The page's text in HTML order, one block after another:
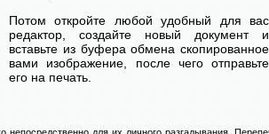
Потом откройте любой удобный для вас
редактор, создайте новый документ и
вставьте из буфера обмена скопированное
вами изображение, после чего отправьте
его на печать.